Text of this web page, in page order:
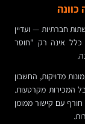
חברתיות — ועדיין
כלל אינה רק "חוסר
מדויקות, החשבון
המכירות מקרטעות.
חורף עם קישור ממומן